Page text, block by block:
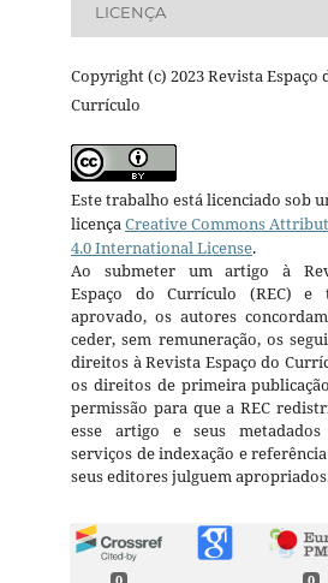
LICENÇA
Copyright (c) 2023 Revista Espaço
Currículo
Este trabalho está licenciado sob
licença Creative Commons
4.0 International License.
Ao submeter um artigo à
Espaço do Currículo (REC) e
aprovado, os autores
ceder, sem remuneração, os
direitos à Revista Espaço do
os direitos de primeira
permissão para que a REC
esse artigo e seus metadados
serviços de indexação e
seus editores julguem